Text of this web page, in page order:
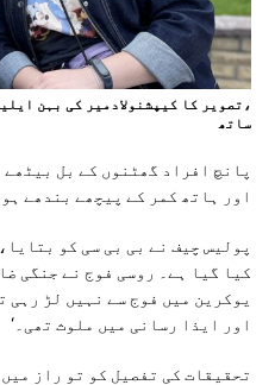
،تصویر کا کیپشنولادمیر کی بہن
ساتھ
پانچ افراد گھٹنوں کے بل
اور ہاتھ کمر کے پیچھے بندھے
پولیس چیف نے بی بی سی کو
کیا گیا ہے۔ روسی فوج نے جنگی
یوکرین میں فوج سے نہیں لڑ رہی
اور ایذا رسانی میں ملوث تھی۔‘
تحقیقات کی تفصیل کو تو راز